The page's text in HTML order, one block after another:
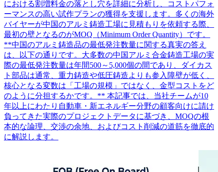
における割増料金の落とし穴を詳細に分析し、コストパフォ
ーマンスの高い試作プランの獲得を支援します。多くの海外
バイヤーが中国のアルミ鋳造工場に見積もりを依頼する際、
最初の壁となるのがMOQ（Minimum Order Quantity）です。
**中国のアルミ鋳造品の最低発注数量に関する真実の答え
は、以下の通りです。大多数の中国アルミ合金鋳造工場の実
際の最低発注数量は年間500～5,000個の間であり、ダイカス
ト部品は通常、重力鋳造や低圧鋳造よりも参入障壁が低く、
核心となる変数は「工場の規模」ではなく、金型コストをど
のように分担するかです。** 本記事では、当社チームが10
年以上にわたり自動車・新エネルギー分野の顧客向けに請け
負ってきた実際のプロジェクトデータに基づき、MOQの根
本的な論理、交渉の余地、およびコスト削減の道筋を徹底的
に解説します。